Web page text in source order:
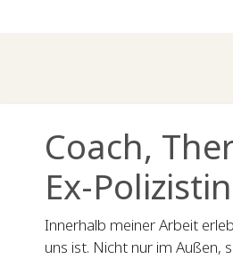
Coach,
Ex-Polizistin
Innerhalb meiner Arbeit
uns ist. Nicht nur im Außen,